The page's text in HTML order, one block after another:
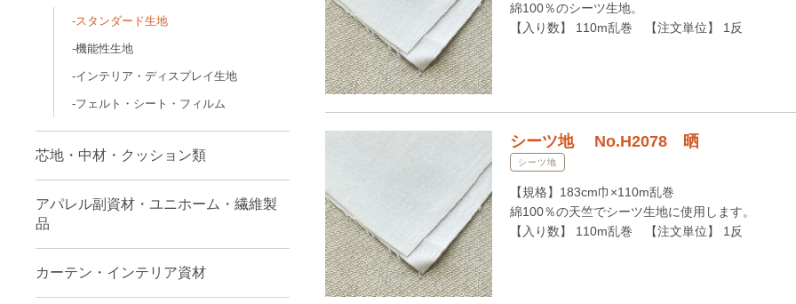
スタンダード生地
機能性生地
インテリア・ディスプレイ生地
フェルト・シート・フィルム
芯地・中材・クッション類
アパレル副資材・ユニホーム・繊維製
品
カーテン・インテリア資材
綿100％のシーツ生地。
【入り数】 110m乱巻 【注文単位】 1反
シーツ地 No.H2078 晒
シーツ地
【規格】183cm巾×110m乱巻
綿100％の天竺でシーツ生地に使用します。
【入り数】 110m乱巻 【注文単位】 1反